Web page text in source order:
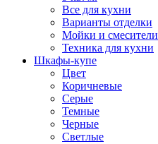
Все для кухни
Варианты отделки
Мойки и смесители
Техника для кухни
Шкафы-купе
Цвет
Коричневые
Серые
Темные
Черные
Светлые